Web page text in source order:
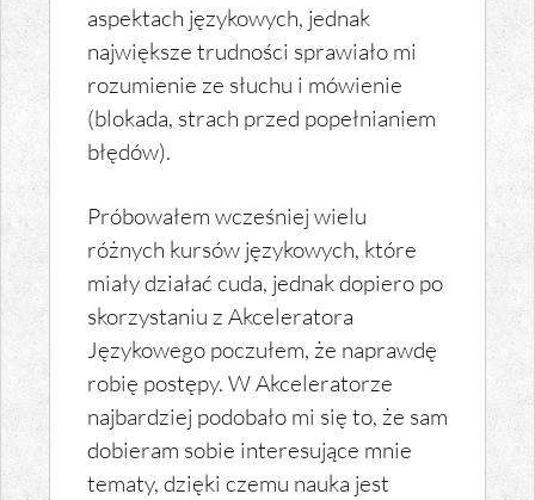
aspektach językowych, jednak
największe trudności sprawiało mi
rozumienie ze słuchu i mówienie
(blokada, strach przed popełnianiem
błędów).
Próbowałem wcześniej wielu
różnych kursów językowych, które
miały działać cuda, jednak dopiero po
skorzystaniu z Akceleratora
Językowego poczułem, że naprawdę
robię postępy. W Akceleratorze
najbardziej podobało mi się to, że sam
dobieram sobie interesujące mnie
tematy, dzięki czemu nauka jest